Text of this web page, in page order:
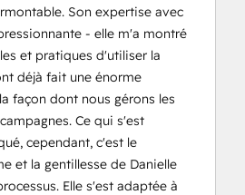
Son expertise avec
- elle m'a montré
et pratiques d'utiliser la
déjà fait une énorme
façon dont nous gérons les
Ce qui s'est
cependant, c'est le
et la gentillesse de Danielle
Elle s'est adaptée à